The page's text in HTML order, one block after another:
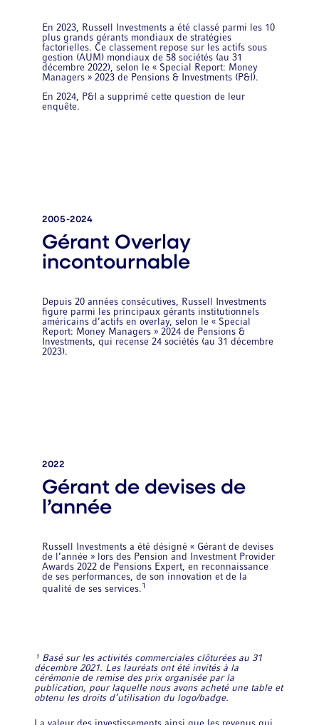
En 2023, Russell Investments a été classé parmi les 10
plus grands gérants mondiaux de stratégies
factorielles. Ce classement repose sur les actifs sous
gestion (AUM) mondiaux de 58 sociétés (au 31
décembre 2022), selon le « Special Report: Money
Managers » 2023 de Pensions & Investments (P&I).
En 2024, P&I a supprimé cette question de leur
enquête.
2005-2024
Gérant Overlay
incontournable
Depuis 20 années consécutives, Russell Investments
figure parmi les principaux gérants institutionnels
américains d’actifs en overlay, selon le « Special
Report: Money Managers » 2024 de Pensions &
Investments, qui recense 24 sociétés (au 31 décembre
2023).
2022
Gérant de devises de
l’année
Russell Investments a été désigné « Gérant de devises
de l’année » lors des Pension and Investment Provider
Awards 2022 de Pensions Expert, en reconnaissance
de ses performances, de son innovation et de la
qualité de ses services. 1
¹ Basé sur les activités commerciales clôturées au 31
décembre 2021. Les lauréats ont été invités à la
cérémonie de remise des prix organisée par la
publication, pour laquelle nous avons acheté une table et
obtenu les droits d’utilisation du logo/badge.